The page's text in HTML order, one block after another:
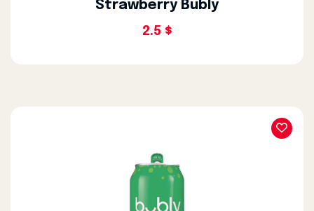
Strawberry Bubly
2.5 $